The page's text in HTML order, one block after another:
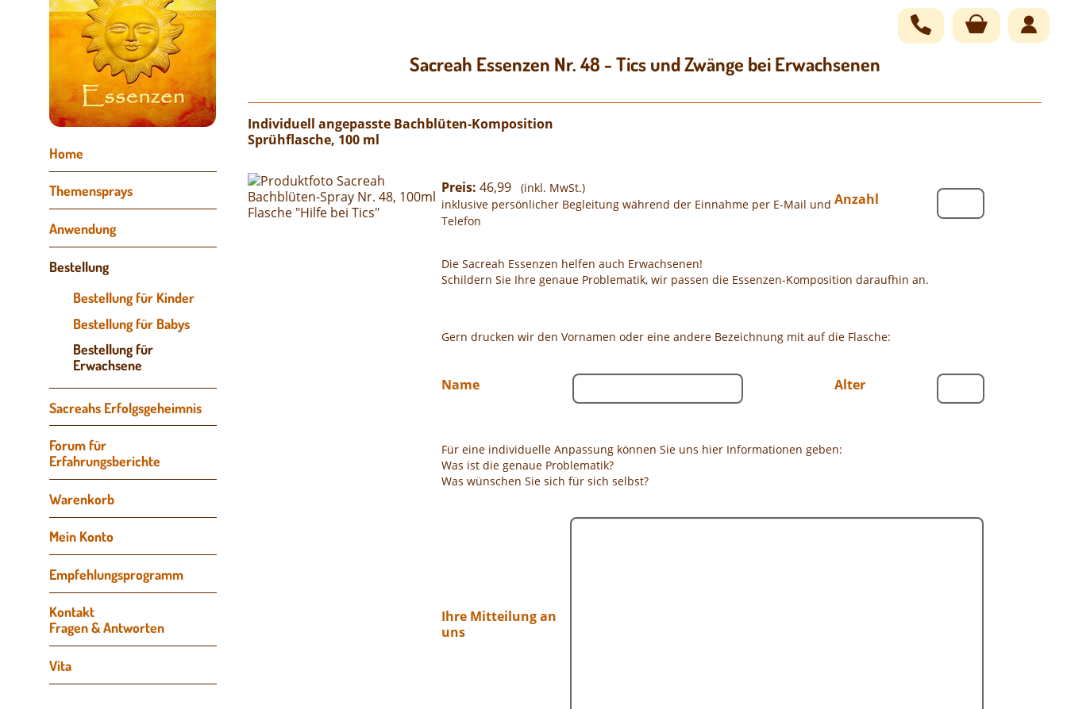
Navigation
Sacreah Essenzen Nr. 48 - Tics und Zwänge bei Erwachsenen
Individuell angepasste Bachblüten-Komposition
Sprühflasche, 100 ml
Preis: 46,99
(inkl. MwSt.)
inklusive persönlicher Begleitung während der Einnahme per E-Mail und
Telefon
Anzahl
Die Sacreah Essenzen helfen auch Erwachsenen!
Schildern Sie Ihre genaue Problematik, wir passen die Essenzen-Komposition daraufhin an.
Gern drucken wir den Vornamen oder eine andere Bezeichnung mit auf die Flasche:
Name Alter
Für eine individuelle Anpassung können Sie uns hier Informationen geben:
Was ist die genaue Problematik?
Was wünschen Sie sich für sich selbst?
Ihre Mitteilung an
uns
überspringen
Home
Themensprays
Anwendung
Bestellung
Bestellung für Kinder
Bestellung für Babys
Bestellung für
Erwachsene
Sacreahs Erfolgsgeheimnis
Forum für
Erfahrungsberichte
überspringen
Warenkorb
Mein Konto
Empfehlungsprogramm
Kontakt
Fragen & Antworten
Vita